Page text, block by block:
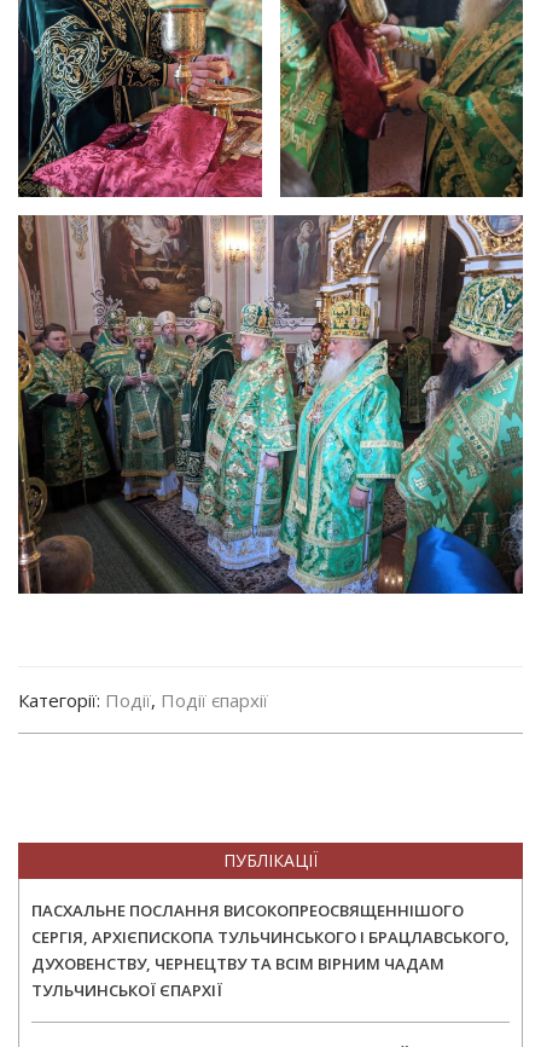
Категорії: Події, Події єпархії
ПУБЛІКАЦІЇ
ПАСХАЛЬНЕ ПОСЛАННЯ ВИСОКОПРЕОСВЯЩЕННІШОГО
СЕРГІЯ, АРХІЄПИСКОПА ТУЛЬЧИНСЬКОГО І БРАЦЛАВСЬКОГО,
ДУХОВЕНСТВУ, ЧЕРНЕЦТВУ ТА ВСІМ ВІРНИМ ЧАДАМ
ТУЛЬЧИНСЬКОЇ ЄПАРХІЇ